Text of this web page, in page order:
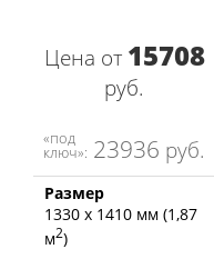
Цена от 15708
руб.
«под
ключ»: 23936 руб.
Размер
1330 х 1410 мм (1,87
м2)